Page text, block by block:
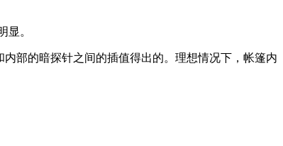
显。
部的暗探针之间的插值得出的。理想情况下，帐篷内